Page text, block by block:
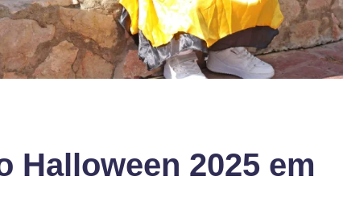
Halloween 2025 em